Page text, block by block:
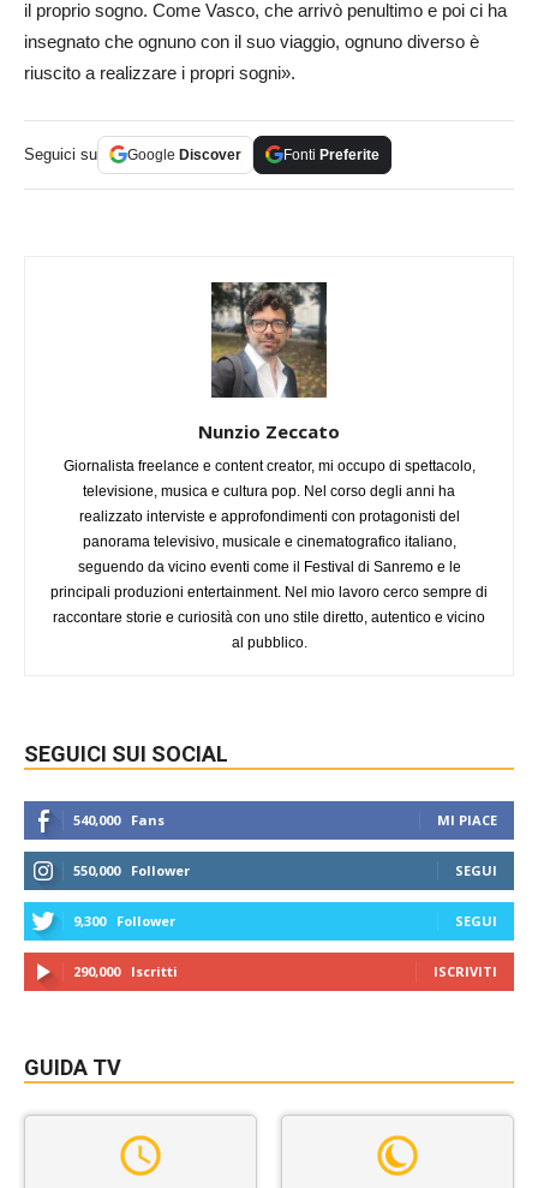
il proprio sogno. Come Vasco, che arrivò penultimo e poi ci ha
insegnato che ognuno con il suo viaggio, ognuno diverso è
riuscito a realizzare i propri sogni».
Seguici su Google Discover Fonti Preferite
Nunzio Zeccato
Giornalista freelance e content creator, mi occupo di spettacolo,
televisione, musica e cultura pop. Nel corso degli anni ha
realizzato interviste e approfondimenti con protagonisti del
panorama televisivo, musicale e cinematografico italiano,
seguendo da vicino eventi come il Festival di Sanremo e le
principali produzioni entertainment. Nel mio lavoro cerco sempre di
raccontare storie e curiosità con uno stile diretto, autentico e vicino
al pubblico.
SEGUICI SUI SOCIAL
540,000 Fans MI PIACE
550,000 Follower SEGUI
9,300 Follower SEGUI
290,000 Iscritti ISCRIVITI
GUIDA TV